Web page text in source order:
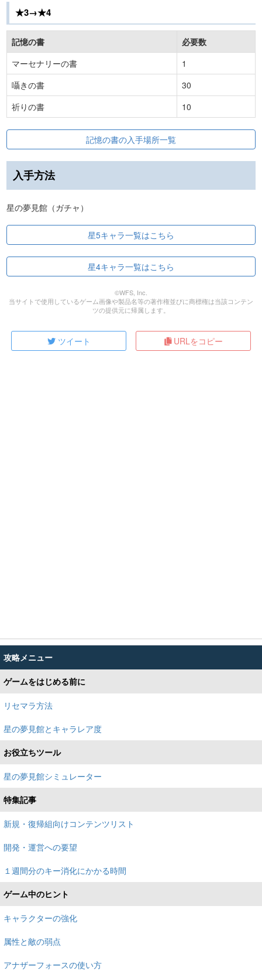
★3→★4
記憶の書
必要数
マーセナリーの書
1
囁きの書
30
祈りの書
10
記憶の書の入手場所一覧
入手方法
星の夢見館（ガチャ）
星5キャラ一覧はこちら
星4キャラ一覧はこちら
©WFS, Inc.
当サイトで使用しているゲーム画像や製品名等の著作権並びに商標権は当該コンテン
ツの提供元に帰属します。
ツイート URLをコピー
攻略メニュー
ゲームをはじめる前に
リセマラ方法
星の夢見館とキャラレア度
お役立ちツール
星の夢見館シミュレーター
特集記事
新規・復帰組向けコンテンツリスト
開発・運営への要望
１週間分のキー消化にかかる時間
ゲーム中のヒント
キャラクターの強化
属性と敵の弱点
アナザーフォースの使い方